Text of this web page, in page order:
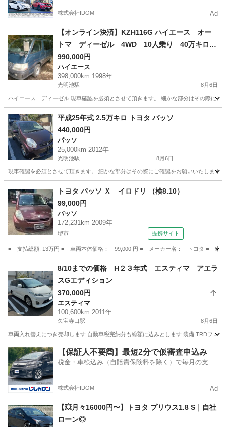
株式会社IDOM Ad
【オンライン決済】KZH116G ハイエース オー
トマ ディーゼル 4WD 10人乗り 40万キロ
平成10年式
990,000円
ハイエース
398,000km 1998年
光明池駅 8月6日
ハイエース ディーゼル 現車確認を必須とさせて頂きます。 細かな部分はその際にご
大阪 和泉市 光明池駅 ハイエース ディーゼル
平成25年式 2.5万キロ トヨタ パッソ
440,000円
パッソ
25,000km 2012年
光明池駅 8月6日
現車確認を必須とさせて頂きます。 細かな部分はその際にご確認をお願いいたしま
光明池駅 パッソ
トヨタ パッソ Ｘ イロドリ （検8.10）
99,000円
パッソ
172,231km 2009年
堺市 提携サイト
■ 支払総額: 13万円 ■ 車両本体価格： 99,000 円 ■ メーカー名： トヨタ ■
パッソ
8/10までの価格 H２３年式 エスティマ アエラ
スGエディション
370,000円
エスティマ
100,600km 2011年
久宝寺口駅 8月6日
車両入れ替えにつき売却します 自動車税完納分も総額に込みとします 装備 TRDフロ
大阪 八尾市 久宝寺口駅 エスティマ
【保証人不要🙆】最短2分で仮審査申込み
税金・車検込み（自賠責保険料を除く）で毎月の支払
株式会社IDOM Ad
【💥月々16000円〜】トヨタ プリウス1.8 S｜自社
ローン◎